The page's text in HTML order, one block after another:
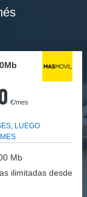
€/mes
LUEGO
Mb
ilimitadas desde